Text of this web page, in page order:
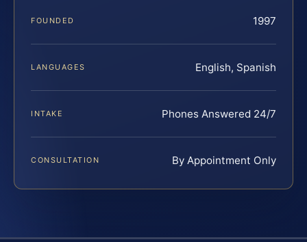
FOUNDED 1997
LANGUAGES English, Spanish
INTAKE Phones Answered 24/7
CONSULTATION By Appointment Only